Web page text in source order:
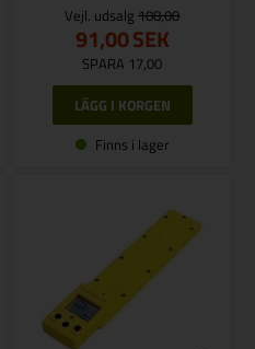
Vejl. udsalg108,00
91,00SEK
SPARA 17,00
Finns i lager